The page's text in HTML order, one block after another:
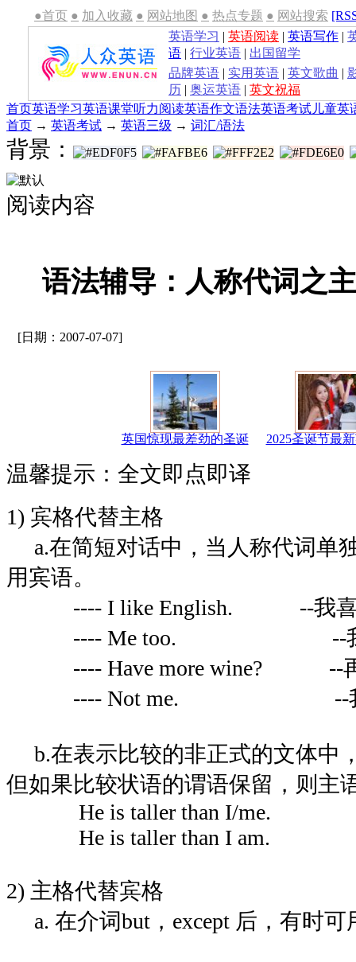
●首页 ● 加入收藏 ● 网站地图 ● 热点专题 ● 网站搜索
英语学习 | 英语阅读 | 英语写作 |
语 | 行业英语 | 出国留学
品牌英语 | 实用英语 | 英文歌曲 |
历 | 奥运英语 | 英文祝福
首页英语学习英语课堂听力阅读英语作文语法英语考试 儿童英
首页 → 英语考试 → 英语三级 → 词汇/语法
背景：
阅读内容
语法辅导：人称代词之
[日期：2007-07-07]
英国惊现最差劲的圣诞 2025圣诞节最
温馨提示：全文即点即译
1) 宾格代替主格
a.在简短对话中，当人称代词单
用宾语。
---- I like English. --我喜
---- Me too. --我也
---- Have more wine? --再
---- Not me. --我可
b.在表示比较的非正式的文体中
但如果比较状语的谓语保留，则主
He is taller than I/me.
He is taller than I am.
2) 主格代替宾格
a. 在介词but，except 后，有时可